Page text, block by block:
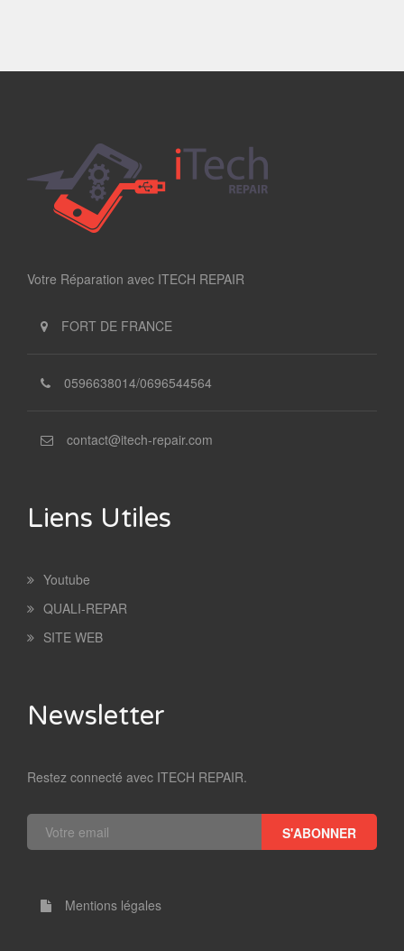
Votre Réparation avec ITECH REPAIR
FORT DE FRANCE
0596638014/0696544564
contact@itech-repair.com
Liens Utiles
Youtube
QUALI-REPAR
SITE WEB
Newsletter
Restez connecté avec ITECH REPAIR.
S'ABONNER
Mentions légales